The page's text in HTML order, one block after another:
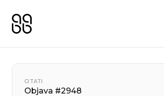
CITATI
Objava #2948